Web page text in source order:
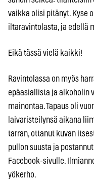
vaikka olisi pitänyt. Kyse
iltaravintolasta, ja edellä
Eikä tässä vielä kaikki!
Ravintolassa on myös
epäasiallista ja alkoholin
mainontaa. Tapaus oli
laivaristeilynsä aikana
tarran, ottanut kuvan
pullon suusta ja
Facebook-sivulle.
yökerho.